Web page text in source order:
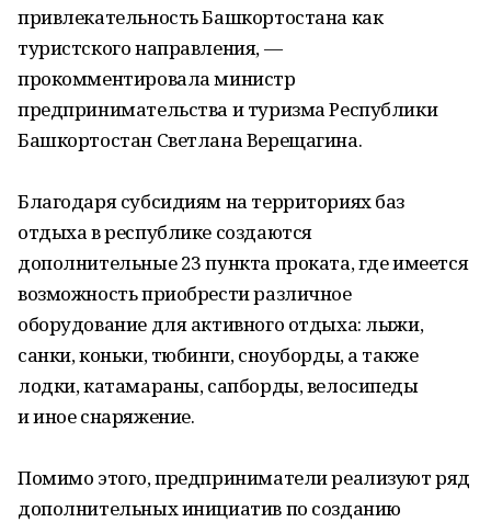
привлекательность Башкортостана как
туристского направления, —
прокомментировала министр
предпринимательства и туризма Республики
Башкортостан Светлана Верещагина.
Благодаря субсидиям на территориях баз
отдыха в республике создаются
дополнительные 23 пункта проката, где имеется
возможность приобрести различное
оборудование для активного отдыха: лыжи,
санки, коньки, тюбинги, сноуборды, а также
лодки, катамараны, сапборды, велосипеды
и иное снаряжение.
Помимо этого, предприниматели реализуют ряд
дополнительных инициатив по созданию